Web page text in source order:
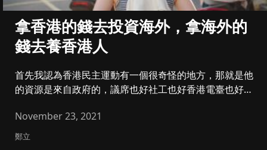
拿香港的錢去投資海外，拿海外的
錢去養香港人
首先我認為香港民主運動有一個很奇怪的地方，那就是他
的資源是來自政府的，議席也好社工也好香港電臺也好，
November 23, 2021
鄭立